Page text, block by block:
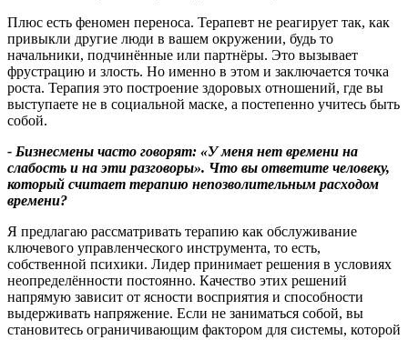
Плюс есть феномен переноса. Терапевт не реагирует так, как
привыкли другие люди в вашем окружении, будь то
начальники, подчинённые или партнёры. Это вызывает
фрустрацию и злость. Но именно в этом и заключается точка
роста. Терапия это построение здоровых отношений, где вы
выступаете не в социальной маске, а постепенно учитесь быть
собой.
- Бизнесмены часто говорят: «У меня нет времени на
слабость и на эти разговоры». Что вы ответите человеку,
который считает терапию непозволительным расходом
времени?
Я предлагаю рассматривать терапию как обслуживание
ключевого управленческого инструмента, то есть,
собственной психики. Лидер принимает решения в условиях
неопределённости постоянно. Качество этих решений
напрямую зависит от ясности восприятия и способности
выдерживать напряжение. Если не заниматься собой, вы
становитесь ограничивающим фактором для системы, которой